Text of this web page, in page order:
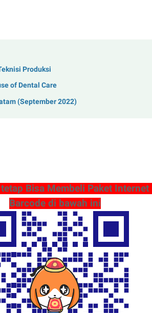
Produksi
of Dental Care
(September 2022)
Bisa Membeli Paket Internet
Barcode di bawah ini